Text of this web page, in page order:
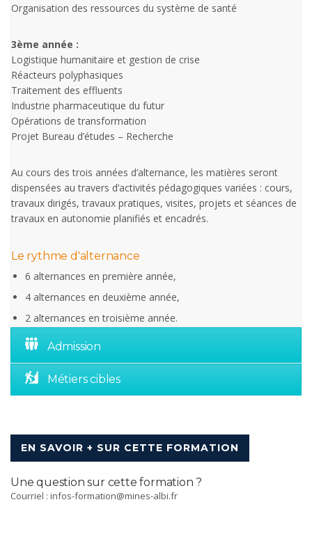
Organisation des ressources du système de santé
3ème année :
Logistique humanitaire et gestion de crise
Réacteurs polyphasiques
Traitement des effluents
Industrie pharmaceutique du futur
Opérations de transformation
Projet Bureau d’études – Recherche
Au cours des trois années d’alternance, les matières seront
dispensées au travers d’activités pédagogiques variées : cours,
travaux dirigés, travaux pratiques, visites, projets et séances de
travaux en autonomie planifiés et encadrés.
Le rythme d'alternance
6 alternances en première année,
4 alternances en deuxième année,
2 alternances en troisième année.
Admission
Métiers cibles
EN SAVOIR + SUR CETTE FORMATION
Une question sur cette formation ?
Courriel : infos-formation@mines-albi.fr